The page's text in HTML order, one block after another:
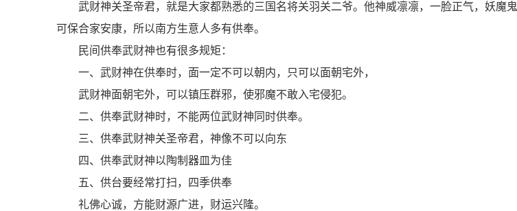
武财神关圣帝君，就是大家都熟悉的三国名将关羽关二爷。他神威凛凛，一脸正气，妖魔
可保合家安康，所以南方生意人多有供奉。
民间供奉武财神也有很多规矩：
一、武财神在供奉时，面一定不可以朝内，只可以面朝宅外，
武财神面朝宅外，可以镇压群邪，使邪魔不敢入宅侵犯。
二、供奉武财神时，不能两位武财神同时供奉。
三、供奉武财神关圣帝君，神像不可以向东
四、供奉武财神以陶制器皿为佳
五、供台要经常打扫，四季供奉
礼佛心诚，方能财源广进，财运兴隆。